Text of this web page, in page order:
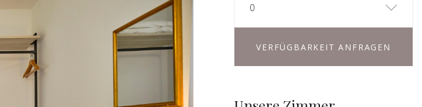
0
VERFÜGBARKEIT ANFRAGEN